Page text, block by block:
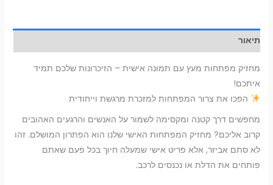
תיאור
מחזיק מפתחות מעץ עם תמונה אישית – הזיכרונות שלכם תמיד
איתכם!
הפכו את צרור המפתחות למזכרת מרגשת וייחודית
מחפשים דרך קטנה ומקסימה לשמור על האנשים והרגעים האהובים
קרוב אליכם? מחזיק המפתחות האישי שלנו הוא הפתרון המושלם. זהו
לא סתם אביזר, אלא פריט אישי שמעלה חיוך בכל פעם שאתם
פותחים את הדלת או נכנסים לרכב.